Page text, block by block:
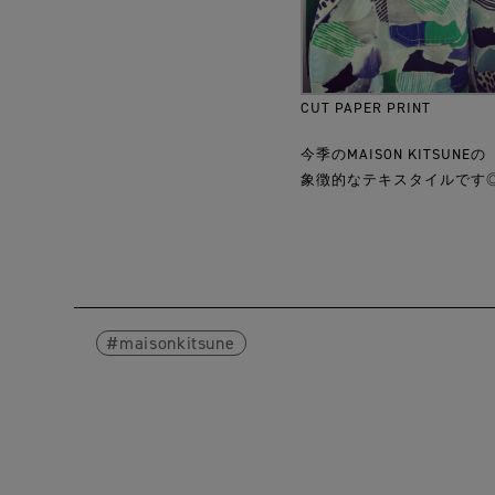
CUT PAPER PRINT
今季のMAISON KITSUNEの
象徴的なテキスタイルで
maisonkitsune